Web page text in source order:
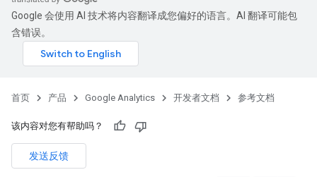
Google 会使用 AI 技术将内容翻译成您偏好的语言。AI 翻译可能包
含错误。
首页 产品 Google Analytics 开发者文档 参考文档
该内容对您有帮助吗？
发送反馈